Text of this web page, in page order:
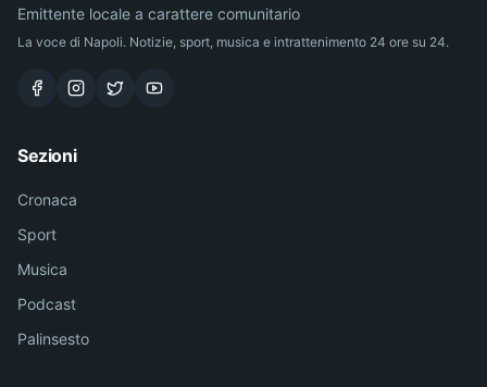
Emittente locale a carattere comunitario
La voce di Napoli. Notizie, sport, musica e intrattenimento 24 ore su 24.
Sezioni
Cronaca
Sport
Musica
Podcast
Palinsesto